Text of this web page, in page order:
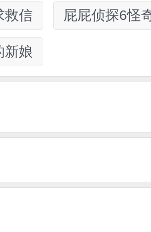
救信 屁屁侦探6怪
新娘